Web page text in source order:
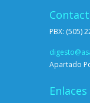
PBX: (505)
Apartado
Enlaces